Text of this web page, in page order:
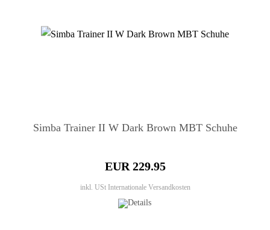
Simba Trainer II W Dark Brown MBT Schuhe
EUR 229.95
inkl. USt Internationale Versandkosten